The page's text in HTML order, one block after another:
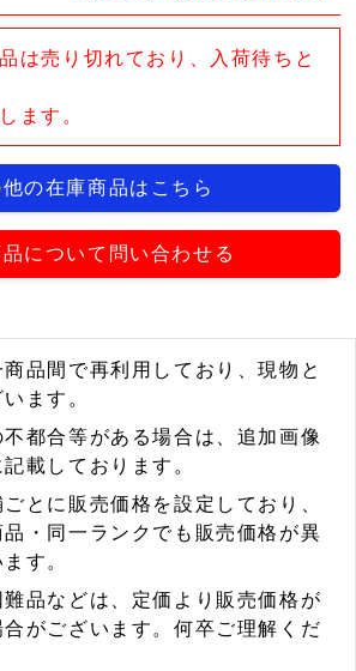
は売り切れており、入荷待ちと
ます。
の在庫商品はこちら
について問い合わせる
商品間で再利用しており、現物と
ます。
不都合等がある場合は、追加画像
載しております。
とに販売価格を設定しており、
・同一ランクでも販売価格が異
す。
難品などは、定価より販売価格が
がございます。何卒ご理解くだ